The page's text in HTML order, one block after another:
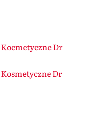
Dr
Dr